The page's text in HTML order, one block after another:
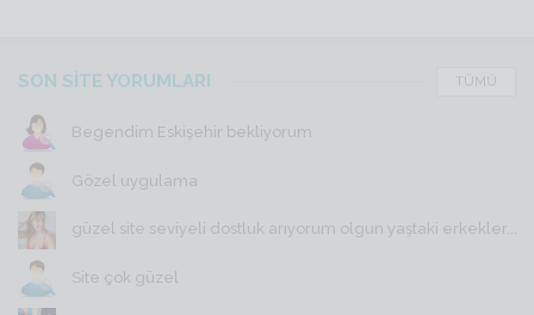
SON SİTE YORUMLARI TÜMÜ
Begendim Eskişehir bekliyorum
Gözel uygulama
güzel site seviyeli dostluk arıyorum olgun yaştaki erkekler...
Site çok güzel